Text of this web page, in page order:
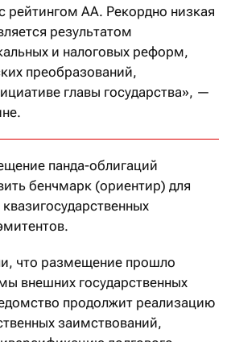
рейтингом AA. Рекордно низкая
результатом
и налоговых реформ,
преобразований,
главы государства», —
панда-облигаций
бенчмарк (ориентир) для
что размещение прошло
внешних государственных
продолжит реализацию
заимствований,